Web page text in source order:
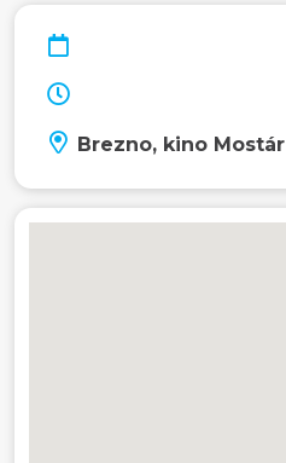
Brezno, kino Mostár